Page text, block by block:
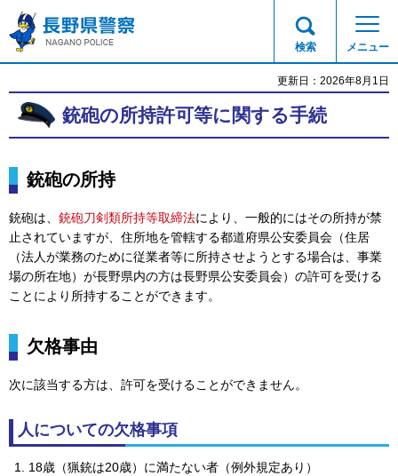
長野県警察
検索 メニュー
更新日：2026年8月1日
銃砲の所持許可等に関する手続
銃砲の所持
銃砲は、 銃砲刀剣類所持等取締法により、一般的にはその所持が禁
止されていますが、住所地を管轄する都道府県公安委員会（住居
（法人が業務のために従業者等に所持させようとする場合は、事業
場の所在地）が長野県内の方は長野県公安委員会）の許可を受ける
ことにより所持することができます。
欠格事由
次に該当する方は、許可を受けることができません。
人についての欠格事項
18歳（猟銃は20歳）に満たない者（例外規定あり）